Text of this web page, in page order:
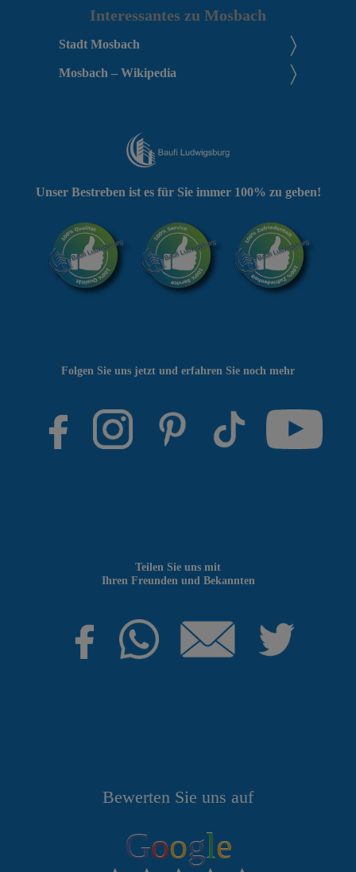
Interessantes zu Mosbach
Stadt Mosbach
Mosbach – Wikipedia
Bewerten Sie uns auf
Google
Teilen Sie uns mit
Ihren Freunden und Bekannten
Folgen Sie uns jetzt und erfahren Sie noch mehr
Unser Bestreben ist es für Sie immer 100% zu geben!